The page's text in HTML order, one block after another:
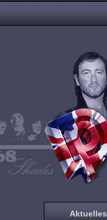
Aktuelles